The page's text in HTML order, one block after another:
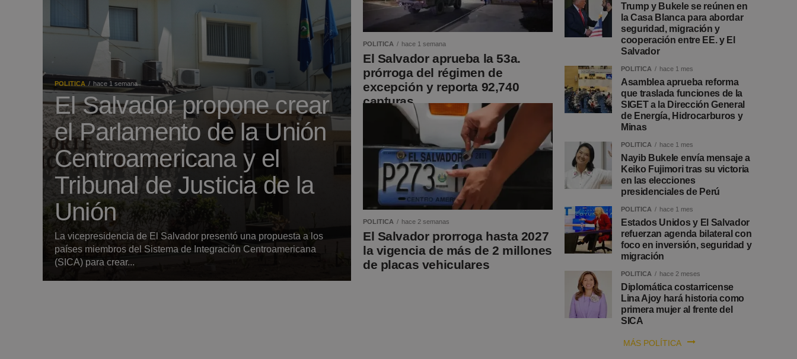
POLITICA hace 1 semana
El Salvador propone crear
el Parlamento de la Unión
Centroamericana y el
Tribunal de Justicia de la
Unión
La vicepresidencia de El Salvador presentó una propuesta a los
países miembros del Sistema de Integración Centroamericana
(SICA) para crear...
POLITICA hace 1 semana
El Salvador aprueba la 53a.
prórroga del régimen de
excepción y reporta 92,740
capturas
POLITICA hace 2 semanas
El Salvador prorroga hasta 2027
la vigencia de más de 2 millones
de placas vehiculares
Trump y Bukele se reúnen en
la Casa Blanca para abordar
seguridad, migración y
cooperación entre EE. y El
Salvador
POLITICA hace 1 mes
Asamblea aprueba reforma
que traslada funciones de la
SIGET a la Dirección General
de Energía, Hidrocarburos y
Minas
POLITICA hace 1 mes
Nayib Bukele envía mensaje a
Keiko Fujimori tras su victoria
en las elecciones
presidenciales de Perú
POLITICA hace 1 mes
Estados Unidos y El Salvador
refuerzan agenda bilateral con
foco en inversión, seguridad y
migración
POLITICA hace 2 meses
Diplomática costarricense
Lina Ajoy hará historia como
primera mujer al frente del
SICA
MÁS POLÍTICA